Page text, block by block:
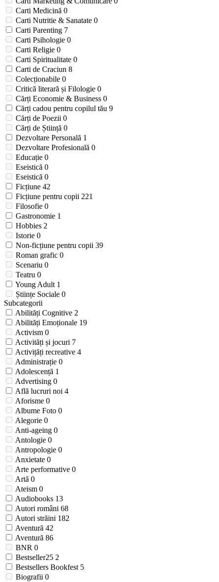
Carti Medicină 0
Carti Nutritie & Sanatate 0
Carti Parenting 7
Carti Psihologie 0
Carti Religie 0
Carti Spiritualitate 0
Carti de Craciun 8
Colecționabile 0
Critică literară și Filologie 0
Cărți Economie & Business 0
Cărți cadou pentru copilul tău 9
Cărți de Poezii 0
Cărți de Știință 0
Dezvoltare Personală 1
Dezvoltare Profesională 0
Educație 0
Eseistică 0
Eseistică 0
Ficțiune 42
Ficțiune pentru copii 221
Filosofie 0
Gastronomie 1
Hobbies 2
Istorie 0
Non-ficțiune pentru copii 39
Roman grafic 0
Scenariu 0
Teatru 0
Young Adult 1
Științe Sociale 0
Subcategorii
Abilități Cognitive 2
Abilități Emoționale 19
Activism 0
Activități și jocuri 7
Activițăți recreative 4
Administrație 0
Adolescență 1
Advertising 0
Află lucruri noi 4
Aforisme 0
Albume Foto 0
Alegorie 0
Anti-ageing 0
Antologie 0
Antropologie 0
Anxietate 0
Arte performative 0
Artă 0
Ateism 0
Audiobooks 13
Autori români 68
Autori străini 182
Aventură 42
Aventură 86
BNR 0
Bestseller25 2
Bestsellers Bookfest 5
Biografii 0